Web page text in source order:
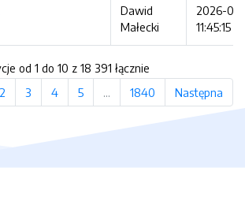
Dawid
Małecki
2026-
11:45:15
od 1 do 10 z 18 391 łącznie
2 3 4 5 … 1840 Następna